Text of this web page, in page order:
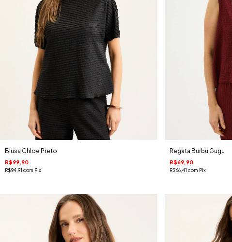
Blusa Chloe Preto
R$99,90
R$94,91 com Pix
Regata Burbu Gugu
R$69,90
R$66,41 com Pix